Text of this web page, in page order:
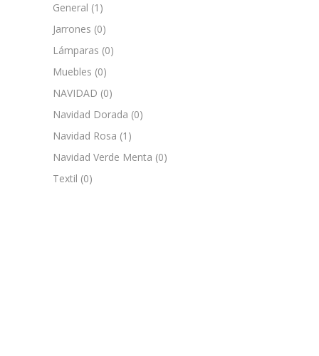
General (1)
Jarrones (0)
Lámparas (0)
Muebles (0)
NAVIDAD (0)
Navidad Dorada (0)
Navidad Rosa (1)
Navidad Verde Menta (0)
Textil (0)